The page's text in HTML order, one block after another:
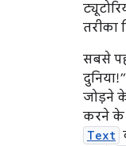
तरीका
सबसे
जोड़ने
करने के
Text